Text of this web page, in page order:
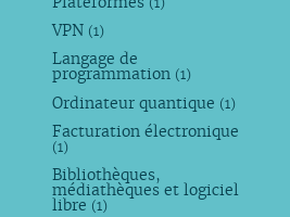
VPN (1)
Langage de
programmation (1)
Ordinateur quantique (1)
Facturation électronique
(1)
Bibliothèques,
médiathèques et logiciel
libre (1)